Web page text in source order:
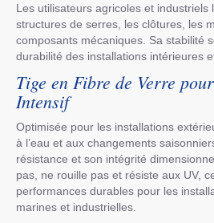
Les utilisateurs agricoles et industriels
structures de serres, les clôtures, les
composants mécaniques. Sa stabilité
durabilité des installations intérieures
Tige en Fibre de Verre
Intensif
Optimisée pour les installations
à l’eau et aux changements
résistance et son intégrité
pas, ne rouille pas et résiste aux UV,
performances durables pour les
marines et industrielles.